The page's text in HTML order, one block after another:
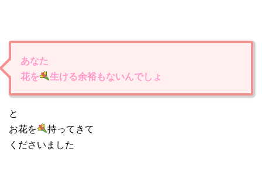
あなた
花を
生ける余裕もないんでしょ
と
お花を
持ってきて
くださいました